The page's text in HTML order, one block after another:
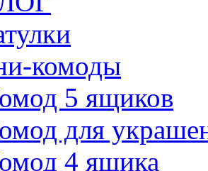
комоды
5 ящиков
для
4 ящика